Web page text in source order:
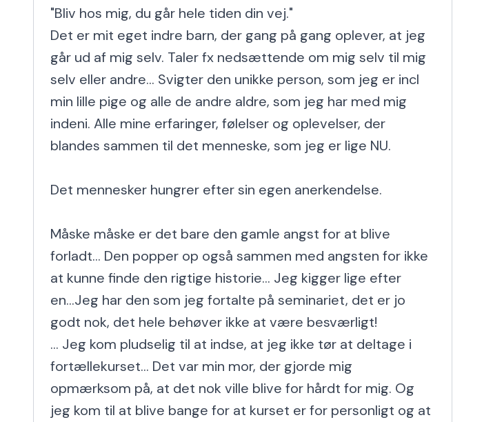
"Bliv hos mig, du går hele tiden din vej."
Det er mit eget indre barn, der gang på gang oplever, at jeg
går ud af mig selv. Taler fx nedsættende om mig selv til mig
selv eller andre... Svigter den unikke person, som jeg er incl
min lille pige og alle de andre aldre, som jeg har med mig
indeni. Alle mine erfaringer, følelser og oplevelser, der
blandes sammen til det menneske, som jeg er lige NU.
Det mennesker hungrer efter sin egen anerkendelse.
Måske måske er det bare den gamle angst for at blive
forladt... Den popper op også sammen med angsten for ikke
at kunne finde den rigtige historie... Jeg kigger lige efter
en...Jeg har den som jeg fortalte på seminariet, det er jo
godt nok, det hele behøver ikke at være besværligt!
... Jeg kom pludselig til at indse, at jeg ikke tør at deltage i
fortællekurset... Det var min mor, der gjorde mig
opmærksom på, at det nok ville blive for hårdt for mig. Og
jeg kom til at blive bange for at kurset er for personligt og at